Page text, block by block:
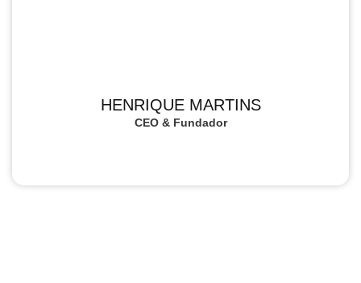
HENRIQUE MARTINS
CEO & Fundador​